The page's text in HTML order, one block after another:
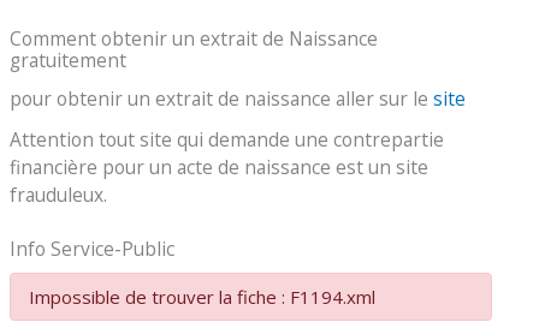
Comment obtenir un extrait de Naissance
gratuitement
pour obtenir un extrait de naissance aller sur le site
Attention tout site qui demande une contrepartie
financière pour un acte de naissance est un site
frauduleux.
Info Service-Public
Impossible de trouver la fiche : F1194.xml